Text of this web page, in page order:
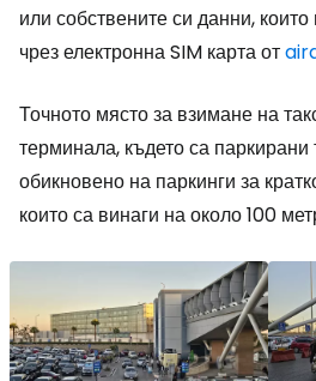
или собствените си данни,
чрез електронна SIM карта от
Точното място за взимане на
терминала, където са паркирани
обикновено на паркинги за
които са винаги на около 100